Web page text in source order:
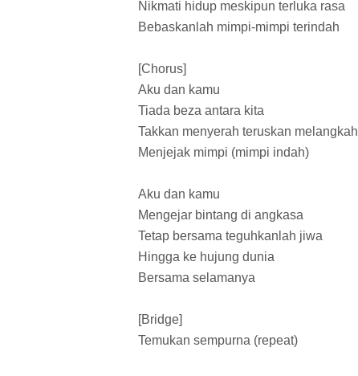
Nikmati hidup meskipun terluka rasa
Bebaskanlah mimpi-mimpi terindah
[Chorus]
Aku dan kamu
Tiada beza antara kita
Takkan menyerah teruskan melangkah
Menjejak mimpi (mimpi indah)
Aku dan kamu
Mengejar bintang di angkasa
Tetap bersama teguhkanlah jiwa
Hingga ke hujung dunia
Bersama selamanya
[Bridge]
Temukan sempurna (repeat)